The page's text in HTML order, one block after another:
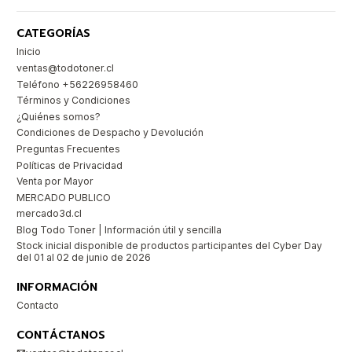
CATEGORÍAS
Inicio
ventas@todotoner.cl
Teléfono +56226958460
Términos y Condiciones
¿Quiénes somos?
Condiciones de Despacho y Devolución
Preguntas Frecuentes
Políticas de Privacidad
Venta por Mayor
MERCADO PUBLICO
mercado3d.cl
Blog Todo Toner | Información útil y sencilla
Stock inicial disponible de productos participantes del Cyber Day
del 01 al 02 de junio de 2026
INFORMACIÓN
Contacto
CONTÁCTANOS